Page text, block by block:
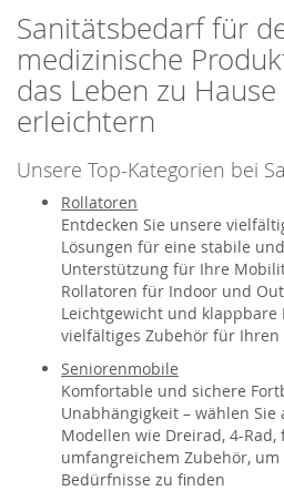
Sanitätsbedarf für
medizinische
das Leben zu
erleichtern
Unsere Top-Kategorien bei
Rollatoren
Entdecken Sie unsere
Lösungen für eine stabile
Unterstützung für Ihre
Rollatoren für Indoor und
Leichtgewicht und klappbare
vielfältiges Zubehör für Ihren
Seniorenmobile
Komfortable und sichere
Unabhängigkeit – wählen Sie
Modellen wie Dreirad, 4-
umfangreichem Zubehör,
Bedürfnisse zu finden